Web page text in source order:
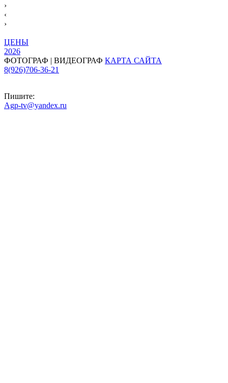
›
‹
›
ЦЕНЫ
2026
ФОТОГРАФ | ВИДЕОГРАФ КАРТА САЙТА
8(926)706-36-21
Пишите:
Agp-tv@yandex.ru